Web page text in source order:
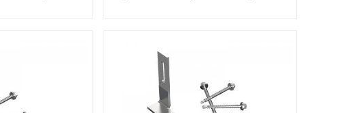
de inventario,
enerack tiene una
de techo brindan
personalizados
del cliente para
rápido y fácil de instalar. enerack tiene una
gran variedad de ganchos de techo brindan
opciones a los clientes. personalizados
según las necesidades del cliente para